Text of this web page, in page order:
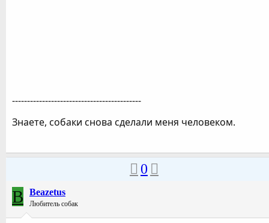
-------------------------------------------
Знаете, собаки снова сделали меня человеком.
0
B Beazetus
Любитель собак